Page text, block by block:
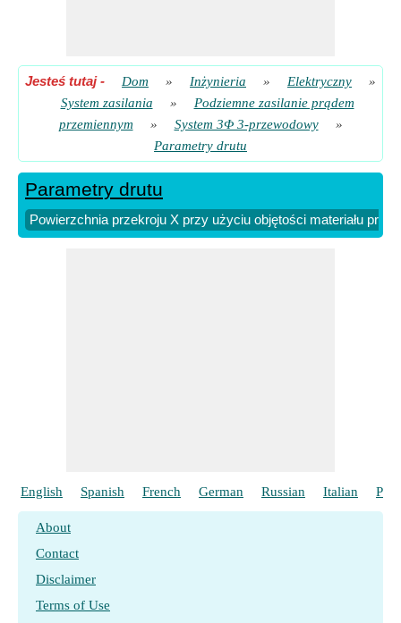
Jesteś tutaj- Dom » Inżynieria » Elektryczny
»
System zasilania
»
Podziemne zasilanie prądem
przemiennym
» System 3Φ 3-przewodowy
»
Parametry drutu
Parametry drutu
Powierzchnia przekroju X przy użyciu objętości materiału
English Spanish French German Russian Italian
About
Contact
Disclaimer
Terms of Use